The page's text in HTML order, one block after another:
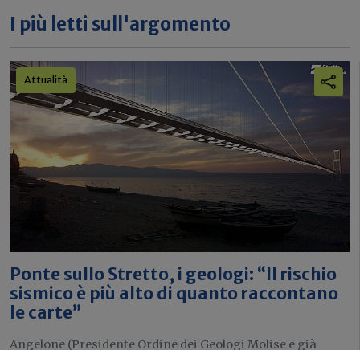
I più letti sull'argomento
Attualità
Ponte sullo Stretto, i geologi: “Il rischio
sismico è più alto di quanto raccontano
le carte”
Angelone (Presidente Ordine dei Geologi Molise e già